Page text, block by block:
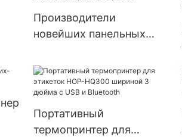
Производители
новейших панельных
Портативный
термопринтер для